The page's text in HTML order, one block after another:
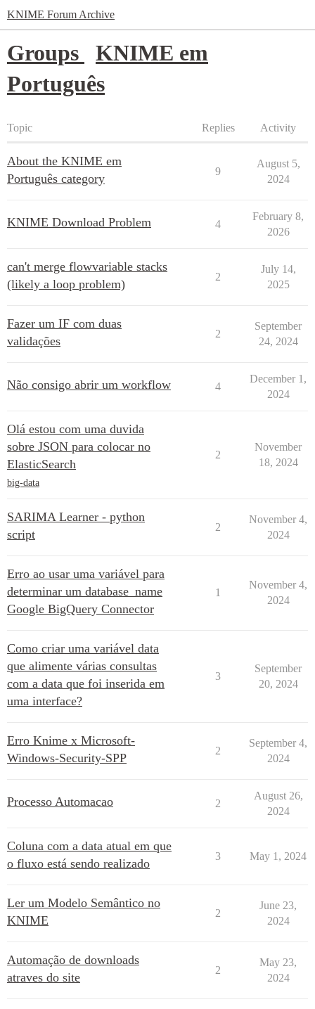
KNIME Forum Archive
Groups
KNIME em
Português
Topic Replies Activity
About the KNIME em
Português category
9
August 5,
2024
KNIME Download Problem 4
February 8,
2026
can't merge flowvariable stacks
(likely a loop problem)
2
July 14,
2025
Fazer um IF com duas
validações
2
September
24, 2024
Não consigo abrir um workflow 4
December 1,
2024
Olá estou com uma duvida
sobre JSON para colocar no
ElasticSearch
big-data
2
November
18, 2024
SARIMA Learner - python
script
2
November 4,
2024
Erro ao usar uma variável para
determinar um database_name
Google BigQuery Connector
1
November 4,
2024
Como criar uma variável data
que alimente várias consultas
com a data que foi inserida em
uma interface?
3
September
20, 2024
Erro Knime x Microsoft-
Windows-Security-SPP
2
September 4,
2024
Processo Automacao 2
August 26,
2024
Coluna com a data atual em que
o fluxo está sendo realizado
3 May 1, 2024
Ler um Modelo Semântico no
KNIME
2
June 23,
2024
Automação de downloads
atraves do site
2
May 23,
2024